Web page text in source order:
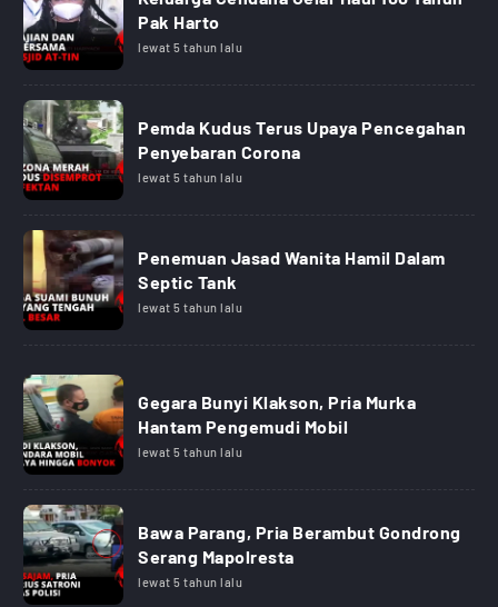
Pak Harto
lewat 5 tahun lalu
Pemda Kudus Terus Upaya Pencegahan
Penyebaran Corona
lewat 5 tahun lalu
Penemuan Jasad Wanita Hamil Dalam
Septic Tank
lewat 5 tahun lalu
Gegara Bunyi Klakson, Pria Murka
Hantam Pengemudi Mobil
lewat 5 tahun lalu
Bawa Parang, Pria Berambut Gondrong
Serang Mapolresta
lewat 5 tahun lalu